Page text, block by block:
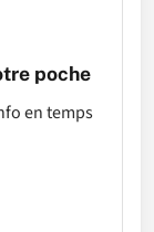
poche
en temps